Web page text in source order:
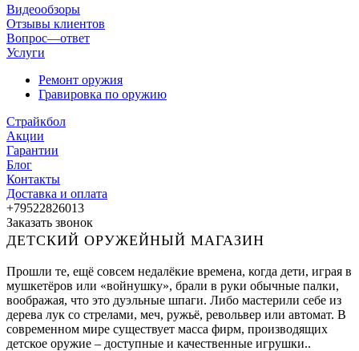
Видеообзоры
Отзывы клиентов
Вопрос—ответ
Услуги
Ремонт оружия
Гравировка по оружию
Страйкбол
Акции
Гарантии
Блог
Контакты
Доставка и оплата
+79522826013
Заказать звонок
ДЕТСКИЙ ОРУЖЕЙНЫЙ МАГАЗИН
Прошли те, ещё совсем недалёкие времена, когда дети, играя в
мушкетёров или «войнушку», брали в руки обычные палки,
воображая, что это дуэльные шпаги. Либо мастерили себе из
дерева лук со стрелами, меч, ружьё, револьвер или автомат. В
современном мире существует масса фирм, производящих
детское оружие – доступные и качественные игрушки..